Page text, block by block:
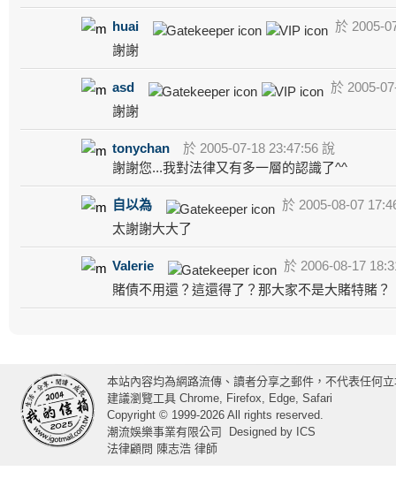
huai
於 2005-
謝謝
asd
於 2005-
謝謝
tonychan
於 2005-07-18 23:47:56 說
謝謝您...我對法律又有多一層的認識了^^
自以為
於 2005-08-07
太謝謝大大了
Valerie
於 2006-08-17
賭債不用還？這還得了？那大家不是大賭特賭？
本站內容均為網路流傳、讀者分享之郵件，不代表任何
建議瀏覽工具 Chrome, Firefox, Edge, Safari
Copyright © 1999-2026 All rights reserved.
潮流娛樂事業有限公司
Designed by ICS
法律顧問 陳志浩 律師